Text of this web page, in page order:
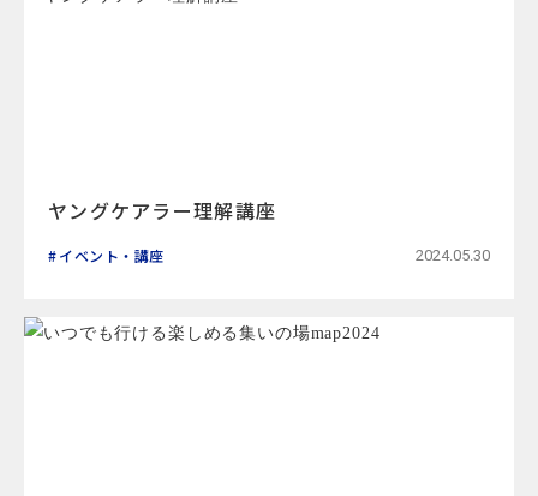
ヤングケアラー理解講座
イベント・講座 2024.05.30